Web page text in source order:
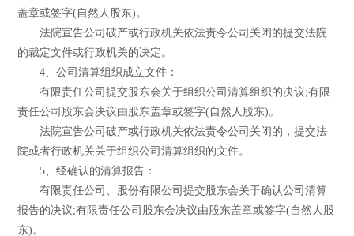
盖章或签字(自然人股东)。
法院宣告公司破产或行政机关依法责令公司关闭的提交法院
的裁定文件或行政机关的决定。
4、公司清算组织成立文件：
有限责任公司提交股东会关于组织公司清算组织的决议;有限
责任公司股东会决议由股东盖章或签字(自然人股东)。
法院宣告公司破产或行政机关依法责令公司关闭的，提交法
院或者行政机关关于组织公司清算组织的文件。
5、经确认的清算报告：
有限责任公司、股份有限公司提交股东会关于确认公司清算
报告的决议;有限责任公司股东会决议由股东盖章或签字(自然人股
东)。